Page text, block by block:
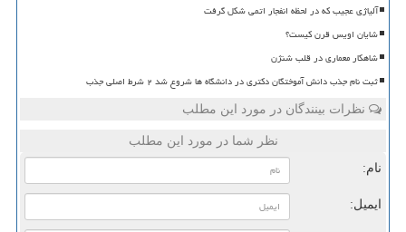
آلیاژی عجیب که در لحظه انفجار اتمی شکل گرفت
شایان اویس قرن کیست؟
شاهکار معماری در قلب شنژن
ثبت نام جذب دانش آموختگان دکتری در دانشگاه ها شروع شد ۲ شرط اصلی جذب
نظرات بینندگان در مورد این مطلب
نظر شما در مورد این مطلب
نام:
ایمیل: